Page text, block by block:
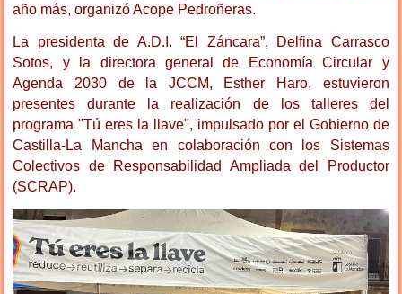
año más, organizó Acope Pedroñeras.
La presidenta de A.D.I. “El Záncara”, Delfina Carrasco
Sotos, y la directora general de Economía Circular y
Agenda 2030 de la JCCM, Esther Haro, estuvieron
presentes durante la realización de los talleres del
programa "Tú eres la llave", impulsado por el Gobierno de
Castilla-La Mancha en colaboración con los Sistemas
Colectivos de Responsabilidad Ampliada del Productor
(SCRAP).